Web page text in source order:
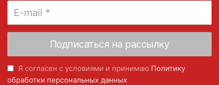
Я согласен с условиями и принимаю Политику
обработки персональных данных